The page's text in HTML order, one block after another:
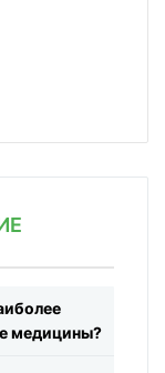
медицины?